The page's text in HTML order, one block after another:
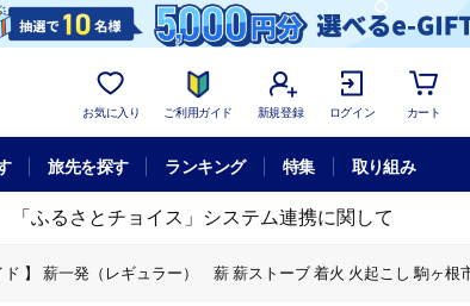
お気に入り ご利用ガイド 新規登録 ログイン カート
旅先を探す ランキング 特集 取り組み
「ふるさとチョイス」システム連携に関して
ド 】 薪一発（レギュラー） 薪 薪ストーブ 着火 火起こし 駒ヶ根